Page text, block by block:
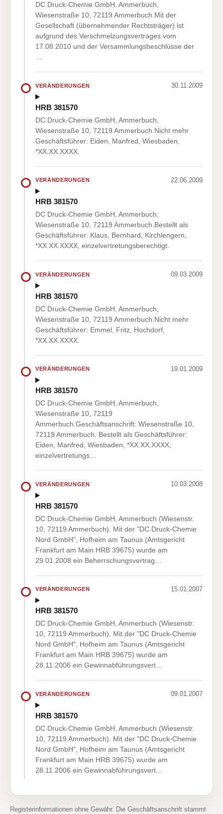
DC Druck-Chemie GmbH, Ammerbuch,
Wiesenstraße 10, 72119 Ammerbuch.Mit der
Gesellschaft (übernehmender Rechtsträger) ist
aufgrund des Verschmelzungsvertrages vom
17.08.2010 und der Versammlungsbeschlüsse der
VERÄNDERUNGEN 30.11.2009
HRB 381570
DC Druck-Chemie GmbH, Ammerbuch,
Wiesenstraße 10, 72119 Ammerbuch.Nicht mehr
Geschäftsführer: Eiden, Manfred, Wiesbaden,
*XX.XX.XXXX.
VERÄNDERUNGEN 22.06.2009
HRB 381570
DC Druck-Chemie GmbH, Ammerbuch,
Wiesenstraße 10, 72119 Ammerbuch.Bestellt als
Geschäftsführer: Klaus, Bernhard, Kirchlengern,
*XX.XX.XXXX, einzelvertretungsberechtigt.
VERÄNDERUNGEN 09.03.2009
HRB 381570
DC Druck-Chemie GmbH, Ammerbuch,
Wiesenstraße 10, 72119 Ammerbuch.Nicht mehr
Geschäftsführer: Emmel, Fritz, Hochdorf,
*XX.XX.XXXX.
VERÄNDERUNGEN 19.01.2009
HRB 381570
DC Druck-Chemie GmbH, Ammerbuch,
Wiesenstraße 10, 72119
Ammerbuch.Geschäftsanschrift: Wiesenstraße 10,
72119 Ammerbuch. Bestellt als Geschäftsführer:
Eiden, Manfred, Wiesbaden, *XX.XX.XXXX,
einzelvertretungs…
VERÄNDERUNGEN 10.03.2008
HRB 381570
DC Druck-Chemie GmbH, Ammerbuch (Wiesenstr.
10, 72119 Ammerbuch). Mit der "DC Druck-Chemie
Nord GmbH", Hofheim am Taunus (Amtsgericht
Frankfurt am Main HRB 39675) wurde am
29.01.2008 ein Beherrschungsvertrag…
VERÄNDERUNGEN 15.01.2007
HRB 381570
DC Druck-Chemie GmbH, Ammerbuch (Wiesenstr.
10, 72119 Ammerbuch). Mit der "DC Druck-Chemie
Nord GmbH", Hofheim am Taunus (Amtsgericht
Frankfurt am Main HRB 39675) wurde am
28.11.2006 ein Gewinnabführungsvert…
VERÄNDERUNGEN 09.01.2007
HRB 381570
DC Druck-Chemie GmbH, Ammerbuch (Wiesenstr.
10, 72119 Ammerbuch). Mit der "DC Druck-Chemie
Nord GmbH", Hofheim am Taunus (Amtsgericht
Frankfurt am Main HRB 39675) wurde am
28.11.2006 ein Gewinnabführungsvert…
Registerinformationen ohne Gewähr. Die Geschäftsanschrift stammt